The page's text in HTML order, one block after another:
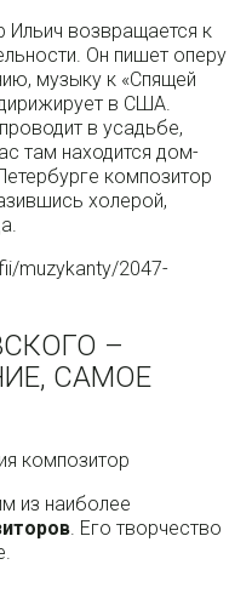
Ильич возвращается к
Он пишет оперу
музыку к «Спящей
в США.
в усадьбе,
там находится дом-
композитор
холерой,
muzykanty/2047-
–
САМОЕ
из наиболее
. Его творчество